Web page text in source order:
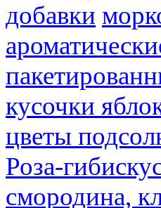
добавки
кусочки
цветы
Роза-
смородина,